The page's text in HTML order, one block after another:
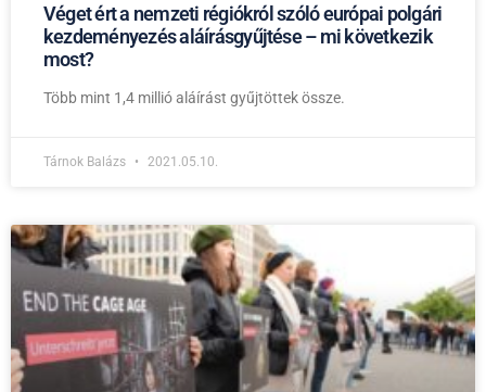
Véget ért a nemzeti régiókról szóló európai polgári
kezdeményezés aláírásgyűjtése – mi következik
most?
Több mint 1,4 millió aláírást gyűjtöttek össze.
Tárnok Balázs 2021.05.10.